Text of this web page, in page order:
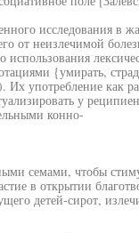
исследования в
от неизлечимой
использования
{умирать,
Их употребление как
у
конно-
семами, чтобы
в открытии
детей-сирот,